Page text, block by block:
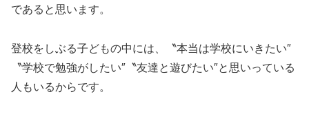
であると思います。
登校をしぶる子どもの中には、〝本当は学校にいきたい″
〝学校で勉強がしたい″〝友達と遊びたい″と思いっている
人もいるからです。